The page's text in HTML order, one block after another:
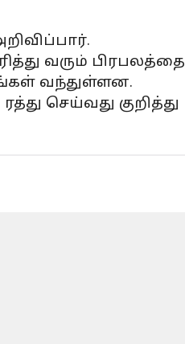
வரும் பிரபலத்தை
வந்துள்ளன.
செய்வது குறித்து